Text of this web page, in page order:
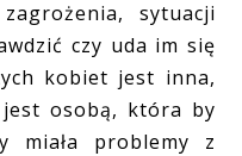
sytuacji
czy uda im się
kobiet jest inna,
osobą, która by
miała problemy z